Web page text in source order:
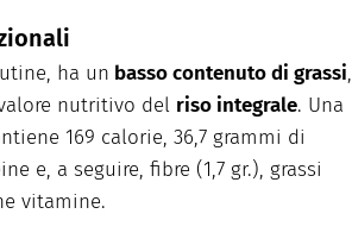
ha un basso contenuto di grassi,
nutritivo del riso integrale. Una
169 calorie, 36,7 grammi di
e, a seguire, fibre (1,7 gr.), grassi
vitamine.